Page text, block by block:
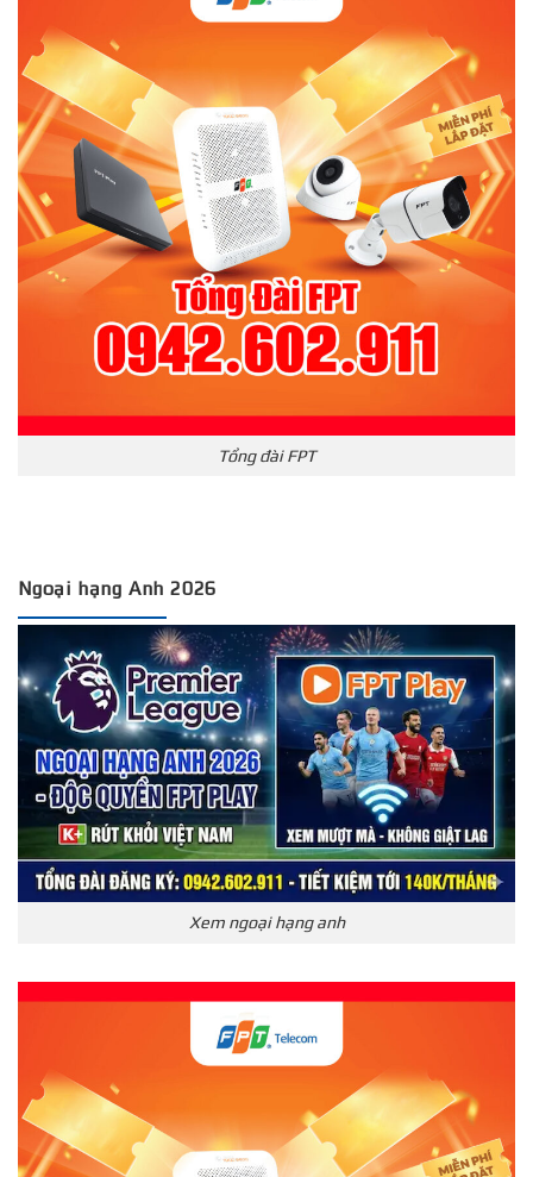
Tổng đài FPT
Ngoại hạng Anh 2026
Xem ngoại hạng anh